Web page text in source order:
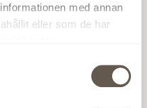
med annan
eller som de har
Business Park,
city.
rapportering.
nederbörd och